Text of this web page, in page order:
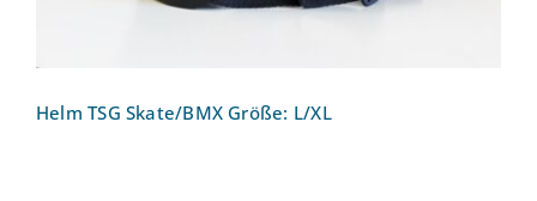
Helm TSG Skate/BMX Größe: L/XL